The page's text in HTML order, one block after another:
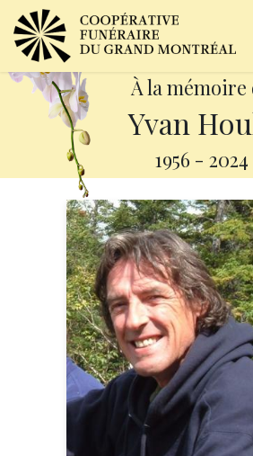
À la mémoire
Yvan
1956 - 2024